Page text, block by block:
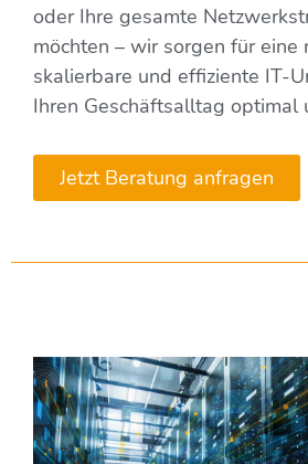
oder Ihre gesamte
möchten – wir sorgen für eine
skalierbare und effiziente IT-
Ihren Geschäftsalltag optimal
Jetzt Beratung anfragen